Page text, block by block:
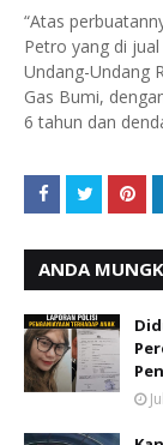
“Atas
Petro yang di
Undang-Undang
Gas Bumi,
6 tahun dan
ANDA